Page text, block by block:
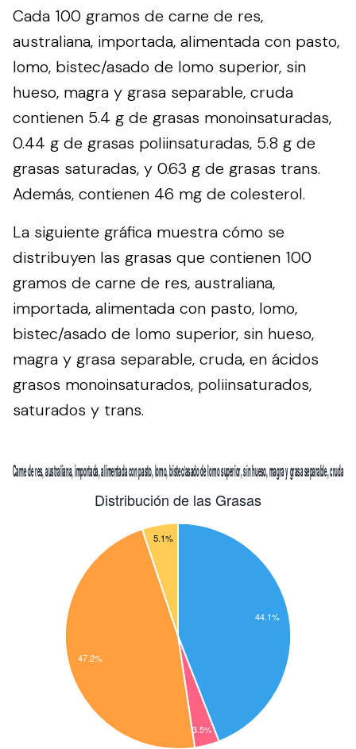
Cada 100 gramos de carne de res,
australiana, importada, alimentada con pasto,
lomo, bistec/asado de lomo superior, sin
hueso, magra y grasa separable, cruda
contienen 5.4 g de grasas monoinsaturadas,
0.44 g de grasas poliinsaturadas, 5.8 g de
grasas saturadas, y 0.63 g de grasas trans.
Además, contienen 46 mg de colesterol.
La siguiente gráfica muestra cómo se
distribuyen las grasas que contienen 100
gramos de carne de res, australiana,
importada, alimentada con pasto, lomo,
bistec/asado de lomo superior, sin hueso,
magra y grasa separable, cruda, en ácidos
grasos monoinsaturados, poliinsaturados,
saturados y trans.